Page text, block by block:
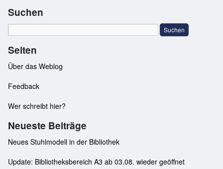
Suchen
Seiten
Über das Weblog
Feedback
Wer schreibt hier?
Neueste Beiträge
Neues Stuhlmodell in der Bibliothek
Update: Bibliotheksbereich A3 ab 03.08. wieder geöffnet